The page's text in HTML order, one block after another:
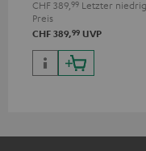
CHF 389, 99 Letzter
Preis
CHF 389,99 UVP